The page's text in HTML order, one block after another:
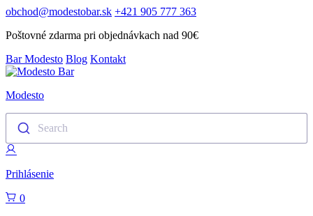
obchod@modestobar.sk +421 905 777 363
Poštovné zdarma pri objednávkach nad 90€
Bar Modesto Blog Kontakt
Modesto
Search
Prihlásenie
0